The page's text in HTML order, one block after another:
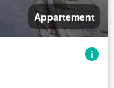
Appartement